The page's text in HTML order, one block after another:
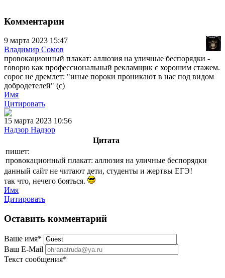
Комментарии
9 марта 2023 15:47
Владимир Сомов
провокационный плакат: аллюзия на уличные беспорядки -
говорю как профессиональный рекламщик с хорошим стажем.
сорос не дремлет: "иные пороки проникают в нас под видом
добродетелей" (с)
Имя
Цитировать
15 марта 2023 10:56
Надзор Надзор
Цитата
пишет:
провокационный плакат: аллюзия на уличные беспорядки
данный сайт не читают дети, студенты и жертвы ЕГЭ!
так что, нечего бояться.
Имя
Цитировать
Оставить комментарий
Ваше имя*
Ваш E-Mail
Текст сообщения*